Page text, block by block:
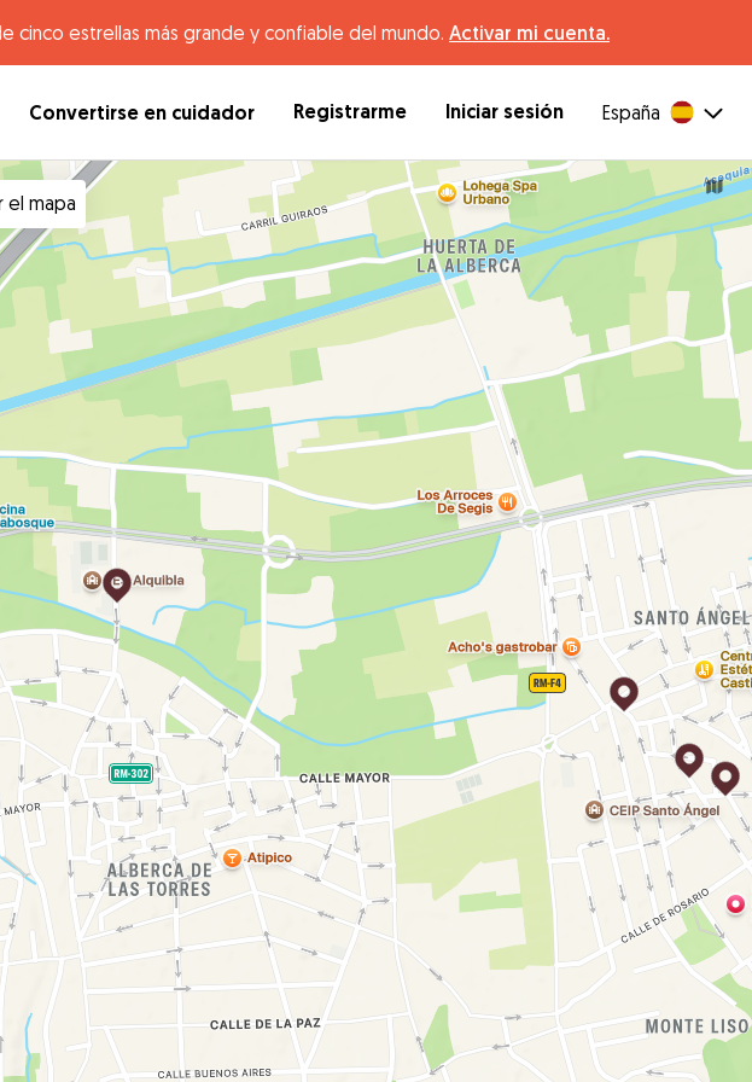
estrellas más grande y confiable del mundo. Activar mi cuenta.
Convertirse en cuidador Registrarme Iniciar sesión España
el mapa